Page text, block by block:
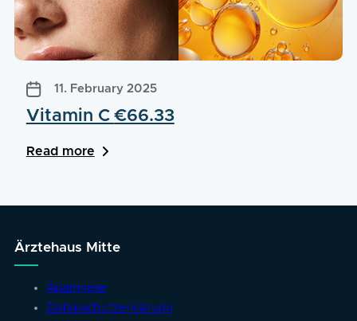
11. February 2025
Vitamin C€66.33
Read more
Ärztehaus Mitte
Anamnese
Datenschutzerklärung